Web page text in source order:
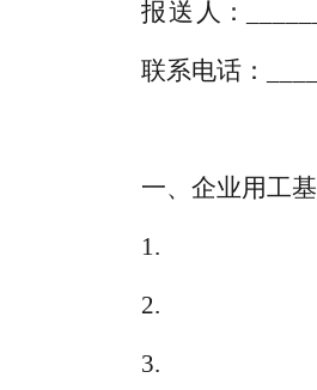
报送 人：
联系电话：
一、 企业用工
1.
2.
3.